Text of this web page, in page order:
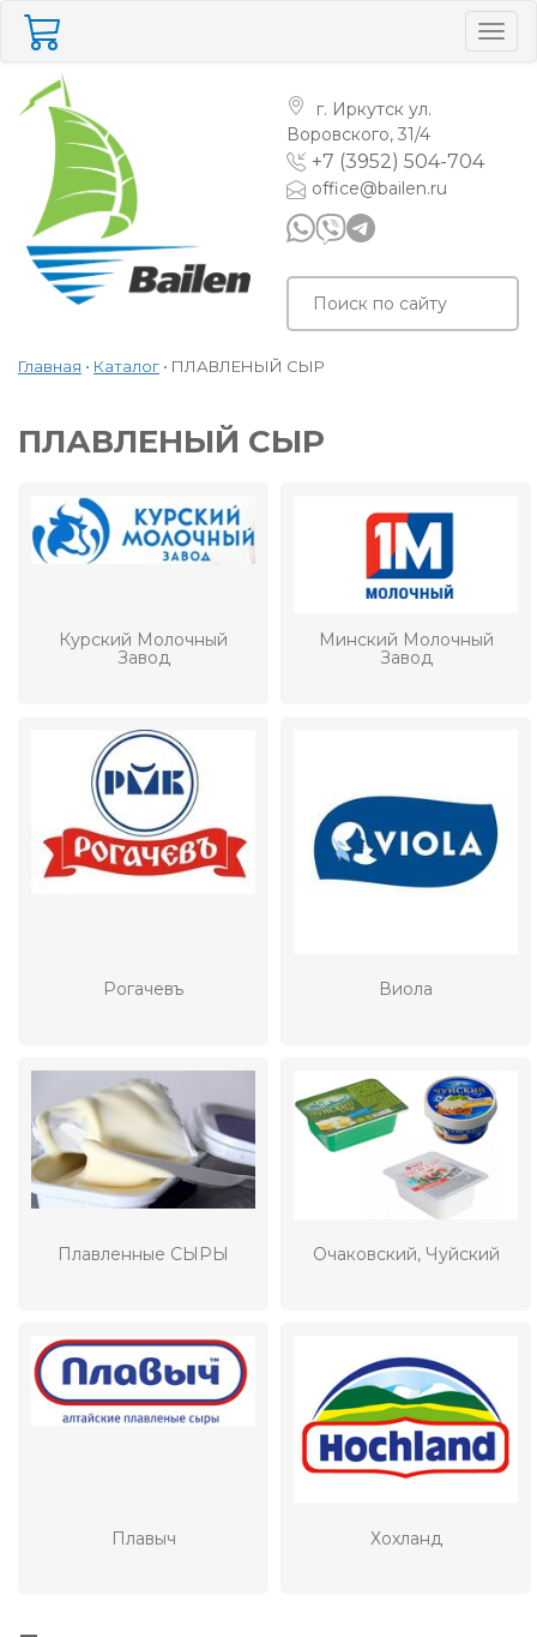
г. Иркутск ул.
Воровского, 31/4
+7 (3952) 504-704
office@bailen.ru
Главная • Каталог • ПЛАВЛЕНЫЙ СЫР
ПЛАВЛЕНЫЙ СЫР
Курский Молочный
Завод
Минский Молочный
Завод
Рогачевъ Виола
Плавленные СЫРЫ Очаковский, Чуйский
Плавыч Хохланд